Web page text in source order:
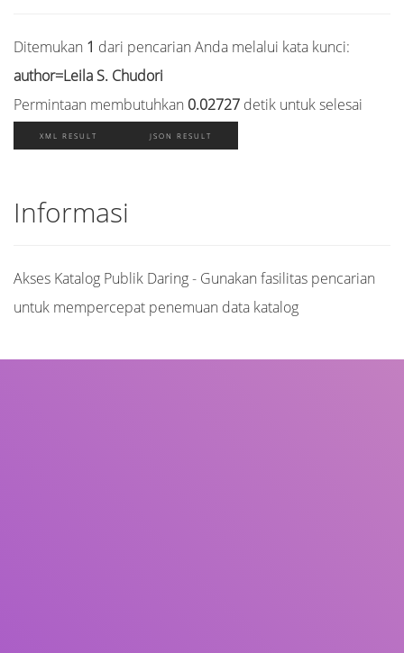
Ditemukan 1 dari pencarian Anda melalui kata kunci:
author=Leila S. Chudori
Permintaan membutuhkan 0.02727 detik untuk selesai
XML RESULT JSON RESULT
Informasi
Akses Katalog Publik Daring - Gunakan fasilitas pencarian
untuk mempercepat penemuan data katalog